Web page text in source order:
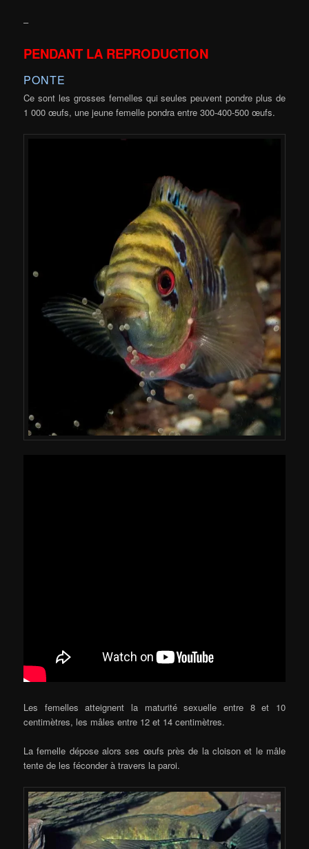
–
PENDANT LA REPRODUCTION
PONTE
Ce sont les grosses femelles qui seules peuvent pondre plus de
1 000 œufs, une jeune femelle pondra entre 300-400-500 œufs.
Les femelles atteignent la maturité sexuelle entre 8 et 10
centimètres, les mâles entre 12 et 14 centimètres.
La femelle dépose alors ses œufs près de la cloison et le mâle
tente de les féconder à travers la paroi.